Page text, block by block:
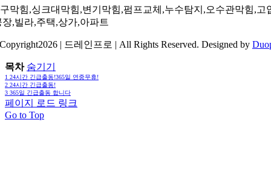
막힘,싱크대막힘,변기막힘,펌프교체,누수탐지,오수관막힘,고
장,빌라,주택,상가,아파트
| 드레인프로 | All Rights Reserved. Designed by
목차 숨기기
1 24시간 긴급출동!365일 연중무휴!
2 24시간 긴급출동!
3 365일 긴급출동 합니다
페이지 로드 링크
Go to Top